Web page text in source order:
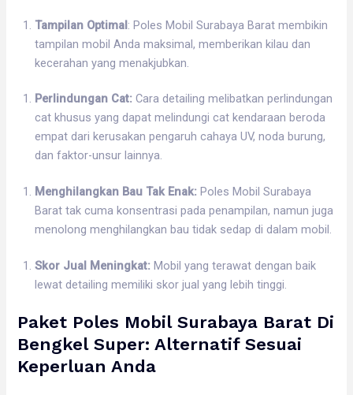
Tampilan Optimal: Poles Mobil Surabaya Barat membikin
tampilan mobil Anda maksimal, memberikan kilau dan
kecerahan yang menakjubkan.
Perlindungan Cat: Cara detailing melibatkan perlindungan
cat khusus yang dapat melindungi cat kendaraan beroda
empat dari kerusakan pengaruh cahaya UV, noda burung,
dan faktor-unsur lainnya.
Menghilangkan Bau Tak Enak: Poles Mobil Surabaya
Barat tak cuma konsentrasi pada penampilan, namun juga
menolong menghilangkan bau tidak sedap di dalam mobil.
Skor Jual Meningkat: Mobil yang terawat dengan baik
lewat detailing memiliki skor jual yang lebih tinggi.
Paket Poles Mobil Surabaya Barat Di
Bengkel Super: Alternatif Sesuai
Keperluan Anda